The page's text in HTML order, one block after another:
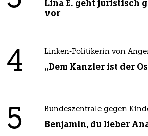
Lina E. geht juristisch
vor
4 Linken-Politikerin von
„Dem Kanzler ist der
5 Bundeszentrale gegen
Benjamin, du lieber